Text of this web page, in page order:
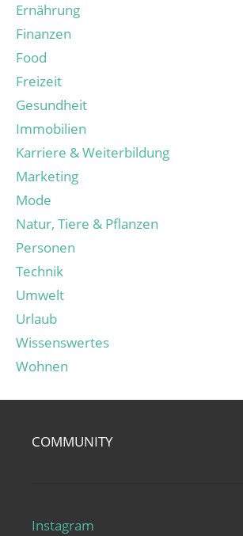
Ernährung
Finanzen
Food
Freizeit
Gesundheit
Immobilien
Karriere & Weiterbildung
Marketing
Mode
Natur, Tiere & Pflanzen
Personen
Technik
Umwelt
Urlaub
Wissenswertes
Wohnen
COMMUNITY
Instagram